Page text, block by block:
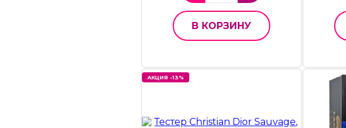
В КОРЗИНУ
АКЦИЯ -13%